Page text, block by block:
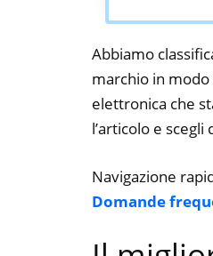
Abbiamo
marchio in
elettronica che
l’articolo e
Navigazione
Domande